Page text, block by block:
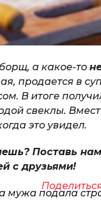
а какое-то
продается в
В итоге
свеклы.
это увидел.
Поставь
с друзьями!
мужа подала